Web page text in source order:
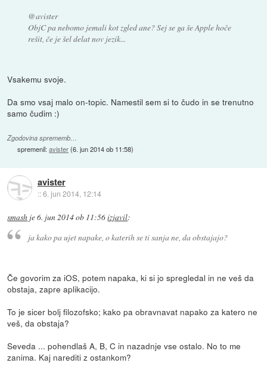
@avister
ObjC pa nebomo jemali kot zgled ane? Sej se ga še Apple hoče
rešit, če je šel delat nov jezik...
Vsakemu svoje.
Da smo vsaj malo on-topic. Namestil sem si to čudo in se trenutno
samo čudim :)
Zgodovina sprememb…
spremenil:avister(6. jun 2014 ob 11:58)
avister
::6. jun 2014, 12:14
smash je6. jun 2014 ob 11:56izjavil:
ja kako pa ujet napake, o katerih se ti sanja ne, da obstajajo?
Če govorim za iOS, potem napaka, ki si jo spregledal in ne veš da
obstaja, zapre aplikacijo.
To je sicer bolj filozofsko; kako pa obravnavat napako za katero ne
veš, da obstaja?
Seveda ... pohendlaš A, B, C in nazadnje vse ostalo. No to me
zanima. Kaj narediti z ostankom?